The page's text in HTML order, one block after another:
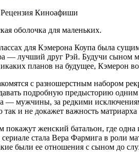
оболочка для маленьких.
для Кэмерона Коупа была
— лучший друг Рэй. Будучи сыном
планов на будущее, Кэмерон
с разношерстным набором
подробную предысторию
— мужчины, за редкими
так и не докажет важность
покажут женский батальон, где
стала Вера Фармига в роли
были ее отношения с сыном до